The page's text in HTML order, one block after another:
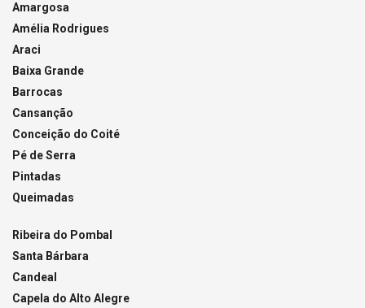
Amargosa
Amélia Rodrigues
Araci
Baixa Grande
Barrocas
Cansanção
Conceição do Coité
Pé de Serra
Pintadas
Queimadas
Ribeira do Pombal
Santa Bárbara
Candeal
Capela do Alto Alegre